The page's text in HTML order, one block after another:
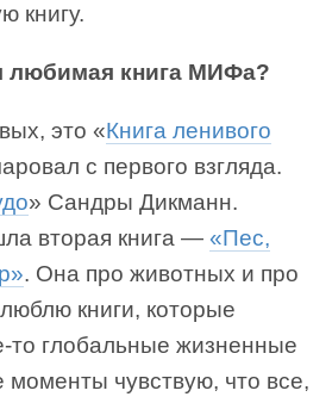
книгу.
любимая книга МИФа?
это «Книга ленивого
с первого взгляда.
» Сандры Дикманн.
вторая книга — «Пес,
. Она про животных и про
книги, которые
то глобальные жизненные
моменты чувствую, что все,